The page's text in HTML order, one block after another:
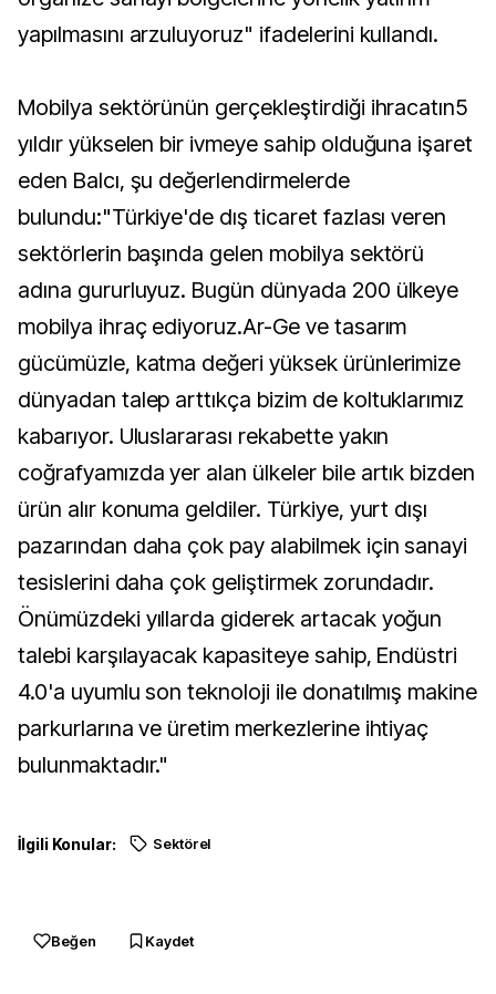
yapılmasını arzuluyoruz" ifadelerini kullandı.
Mobilya sektörünün gerçekleştirdiği ihracatın5
yıldır yükselen bir ivmeye sahip olduğuna işaret
eden Balcı, şu değerlendirmelerde
bulundu:"Türkiye'de dış ticaret fazlası veren
sektörlerin başında gelen mobilya sektörü
adına gururluyuz. Bugün dünyada 200 ülkeye
mobilya ihraç ediyoruz.Ar-Ge ve tasarım
gücümüzle, katma değeri yüksek ürünlerimize
dünyadan talep arttıkça bizim de koltuklarımız
kabarıyor. Uluslararası rekabette yakın
coğrafyamızda yer alan ülkeler bile artık bizden
ürün alır konuma geldiler. Türkiye, yurt dışı
pazarından daha çok pay alabilmek için sanayi
tesislerini daha çok geliştirmek zorundadır.
Önümüzdeki yıllarda giderek artacak yoğun
talebi karşılayacak kapasiteye sahip, Endüstri
4.0'a uyumlu son teknoloji ile donatılmış makine
parkurlarına ve üretim merkezlerine ihtiyaç
bulunmaktadır."
İlgili Konular: Sektörel
Beğen Kaydet